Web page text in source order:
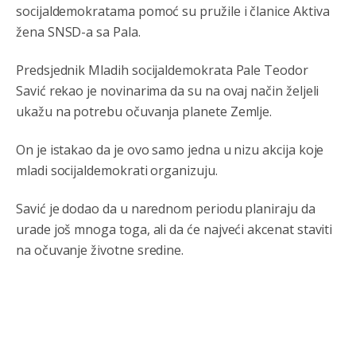
socijaldemokratama pomoć su pružile i članice Aktiva
žena SNSD-a sa Pala.
Predsjednik Mladih socijaldemokrata Pale Teodor
Savić rekao je novinarima da su na ovaj način željeli
ukažu na potrebu očuvanja planete Zemlje.
On je istakao da je ovo samo jedna u nizu akcija koje
mladi socijaldemokrati organizuju.
Savić je dodao da u narednom periodu planiraju da
urade još mnoga toga, ali da će najveći akcenat staviti
na očuvanje životne sredine.